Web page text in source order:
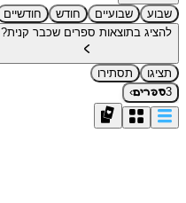
שבוע שבועיים חודש
חודשיים
להציג בתוצאות ספרים שכבר קנית?
תציגו
תסתירו
3ספרים›